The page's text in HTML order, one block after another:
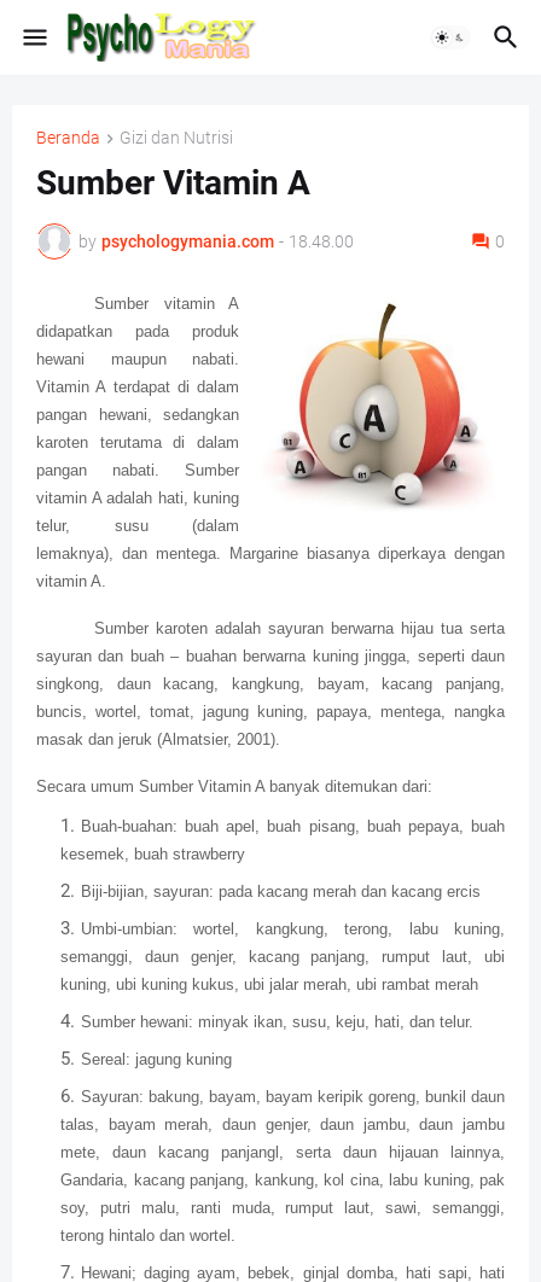
Beranda Gizi dan Nutrisi
Sumber Vitamin A
by psychologymania.com - 18.48.00 0
Sumber vitamin A
didapatkan pada produk
hewani maupun nabati.
Vitamin A terdapat di dalam
pangan hewani, sedangkan
karoten terutama di dalam
pangan nabati. Sumber
vitamin A adalah hati, kuning
telur, susu (dalam
lemaknya), dan mentega. Margarine biasanya diperkaya dengan
vitamin A.
Sumber karoten adalah sayuran berwarna hijau tua serta
sayuran dan buah – buahan berwarna kuning jingga, seperti daun
singkong, daun kacang, kangkung, bayam, kacang panjang,
buncis, wortel, tomat, jagung kuning, papaya, mentega, nangka
masak dan jeruk (Almatsier, 2001).
Secara umum Sumber Vitamin A banyak ditemukan dari:
Buah-buahan: buah apel, buah pisang, buah pepaya, buah
kesemek, buah strawberry
Biji-bijian, sayuran: pada kacang merah dan kacang ercis
Umbi-umbian: wortel, kangkung, terong, labu kuning,
semanggi, daun genjer, kacang panjang, rumput laut, ubi
kuning, ubi kuning kukus, ubi jalar merah, ubi rambat merah
Sumber hewani: minyak ikan, susu, keju, hati, dan telur.
Sereal: jagung kuning
Sayuran: bakung, bayam, bayam keripik goreng, bunkil daun
talas, bayam merah, daun genjer, daun jambu, daun jambu
mete, daun kacang panjangl, serta daun hijauan lainnya,
Gandaria, kacang panjang, kankung, kol cina, labu kuning, pak
soy, putri malu, ranti muda, rumput laut, sawi, semanggi,
terong hintalo dan wortel.
Hewani; daging ayam, bebek, ginjal domba, hati sapi, hati